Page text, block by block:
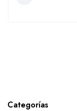
Categorías